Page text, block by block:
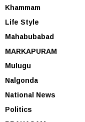
Khammam
Life Style
Mahabubabad
MARKAPURAM
Mulugu
Nalgonda
National News
Politics